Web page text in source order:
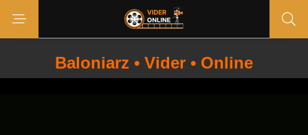
Baloniarz • Vider • Online